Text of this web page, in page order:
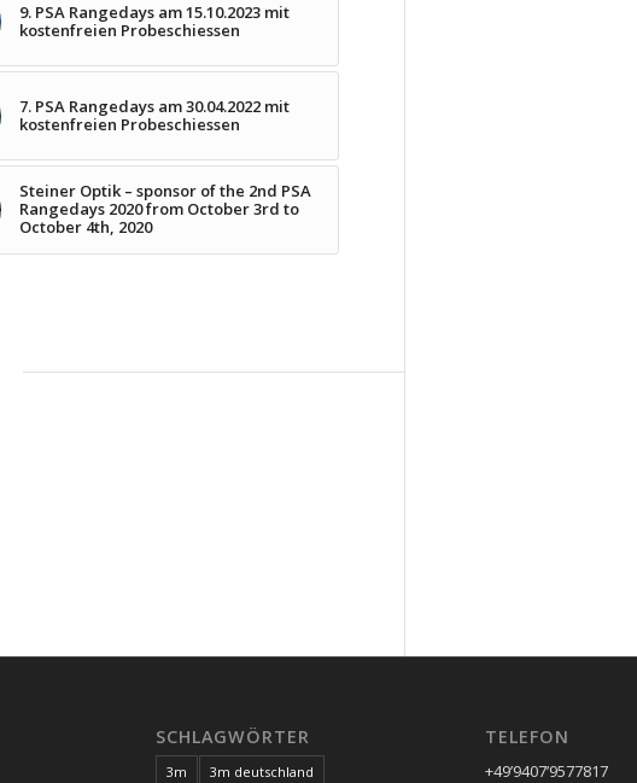
9. PSA Rangedays am 15.10.2023 mit
kostenfreien Probeschiessen
7. PSA Rangedays am 30.04.2022 mit
kostenfreien Probeschiessen
Steiner Optik – sponsor of the 2nd PSA
Rangedays 2020 from October 3rd to
October 4th, 2020
SCHLAGWÖRTER
3m
3m deutschland
TELEFON
+49’9407’9577817